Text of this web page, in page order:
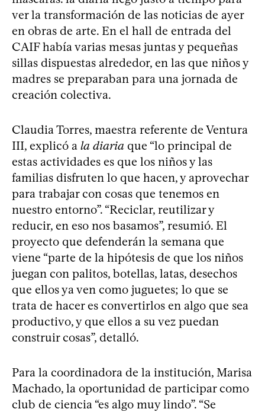
ver la transformación de las noticias de ayer
en obras de arte. En el hall de entrada del
CAIF había varias mesas juntas y pequeñas
sillas dispuestas alrededor, en las que niños y
madres se preparaban para una jornada de
creación colectiva.
Claudia Torres, maestra referente de Ventura
III, explicó a la diaria que “lo principal de
estas actividades es que los niños y las
familias disfruten lo que hacen, y aprovechar
para trabajar con cosas que tenemos en
nuestro entorno”. “Reciclar, reutilizar y
reducir, en eso nos basamos”, resumió. El
proyecto que defenderán la semana que
viene “parte de la hipótesis de que los niños
juegan con palitos, botellas, latas, desechos
que ellos ya ven como juguetes; lo que se
trata de hacer es convertirlos en algo que sea
productivo, y que ellos a su vez puedan
construir cosas”, detalló.
Para la coordinadora de la institución, Marisa
Machado, la oportunidad de participar como
club de ciencia “es algo muy lindo”. “Se